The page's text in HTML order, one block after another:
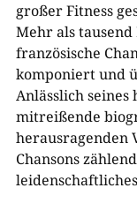
großer Fitness
Mehr als
französische
komponiert und
Anlässlich
mitreißende
herausragenden
Chansons